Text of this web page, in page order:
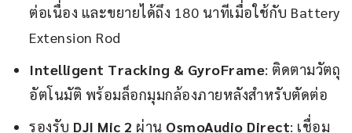
ต่อเนื่อง และขยายได้ถึง 180 นาทีเมื่อใช้กับ Battery
Extension Rod
Intelligent Tracking & GyroFrame: ติดตามวัตถุ
อัตโนมัติ พร้อมล็อกมุมกล้องภายหลังสำหรับตัดต่อ
รองรับ DJI Mic 2 ผ่าน OsmoAudio Direct: เชื่อม